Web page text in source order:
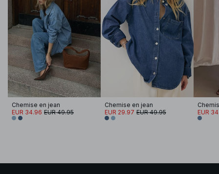
Chemise en jean
EUR 34.96 EUR 49.95
Chemise en jean
EUR 29.97 EUR 49.95
EUR